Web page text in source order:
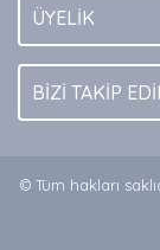
ÜYELİK
BİZİ TAKİP
© Tüm hakları